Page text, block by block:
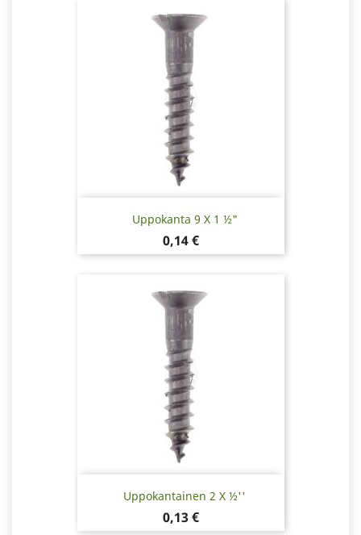
Uppokanta 9 X 1 ½"
Hinta
0,14 €
Uppokantainen 2 X ½''
Hinta
0,13 €